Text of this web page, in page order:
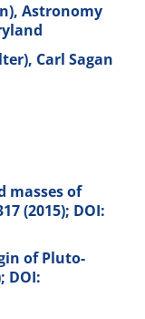
Astronomy
Carl Sagan
masses of
(2015); DOI:
of Pluto-
DOI: